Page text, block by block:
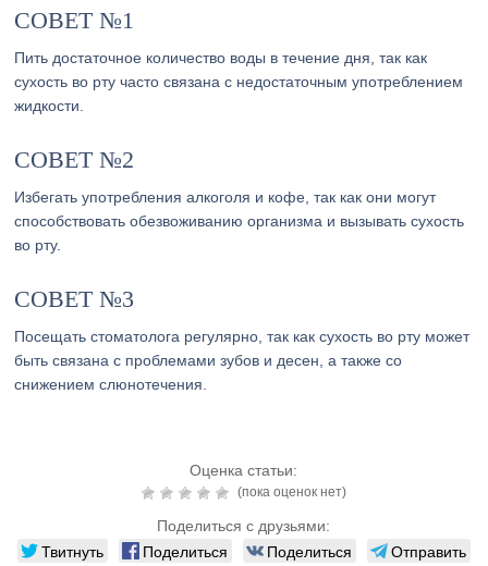
СОВЕТ №1
Пить достаточное количество воды в течение дня, так как
сухость во рту часто связана с недостаточным употреблением
жидкости.
СОВЕТ №2
Избегать употребления алкоголя и кофе, так как они могут
способствовать обезвоживанию организма и вызывать сухость
во рту.
СОВЕТ №3
Посещать стоматолога регулярно, так как сухость во рту может
быть связана с проблемами зубов и десен, а также со
снижением слюнотечения.
Оценка статьи:
(пока оценок нет)
Поделиться с друзьями:
Твитнуть Поделиться Поделиться
Отправить